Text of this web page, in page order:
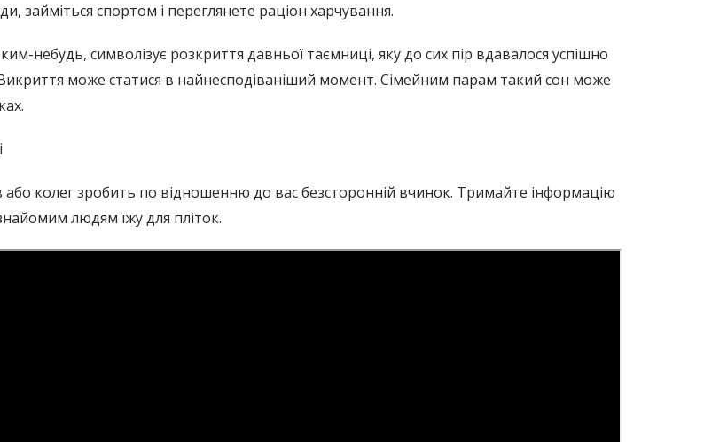
займіться спортом і переглянете раціон харчування.
небудь, символізує розкриття давньої таємниці, яку до сих пір вдавалося успішно
може статися в найнесподіваніший момент. Сімейним парам такий сон може
або колег зробить по відношенню до вас безсторонній вчинок. Тримайте інформацію
людям їжу для пліток.